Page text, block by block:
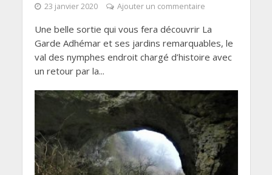
23 janvier 2020 Ajouter un commentaire
Une belle sortie qui vous fera découvrir La
Garde Adhémar et ses jardins remarquables, le
val des nymphes endroit chargé d’histoire avec
un retour par la...